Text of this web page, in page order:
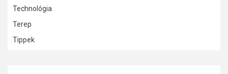
Technológia
Terep
Tippek